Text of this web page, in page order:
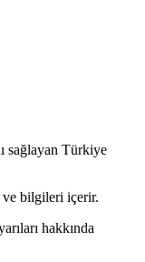
sağlayan Türkiye
bilgileri içerir.
hakkında